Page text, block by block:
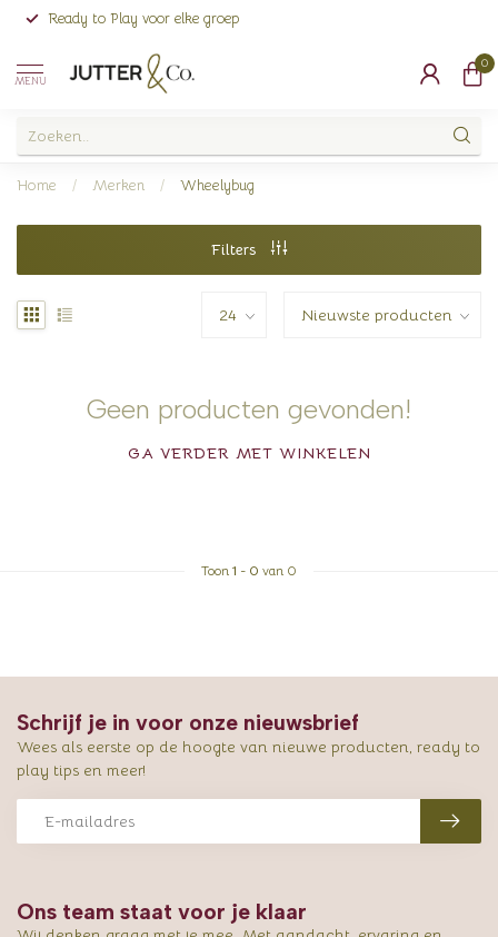
Ready to Play voor elke groep
MENU
0
Home / Merken / Wheelybug
Filters
Geen producten gevonden!
GA VERDER MET WINKELEN
Toon 1 - 0 van 0
Ons team staat voor je klaar
Schrijf je in voor onze nieuwsbrief
Wees als eerste op de hoogte van nieuwe producten, ready to
play tips en meer!